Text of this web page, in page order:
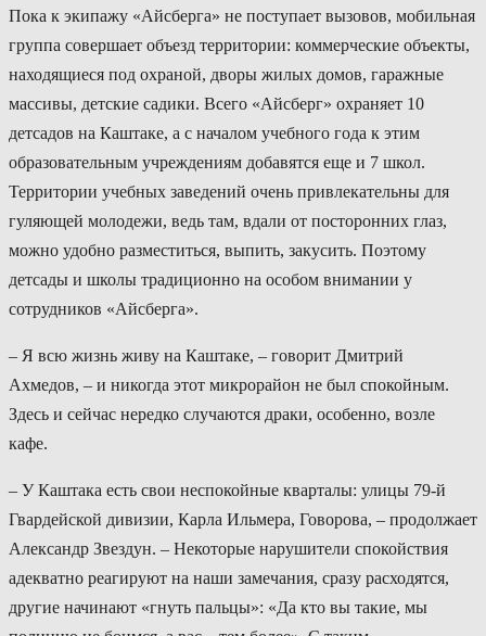
Пока к экипажу «Айсберга» не поступает вызовов, мобильная
группа совершает объезд территории: коммерческие объекты,
находящиеся под охраной, дворы жилых домов, гаражные
массивы, детские садики. Всего «Айсберг» охраняет 10
детсадов на Каштаке, а с началом учебного года к этим
образовательным учреждениям добавятся еще и 7 школ.
Территории учебных заведений очень привлекательны для
гуляющей молодежи, ведь там, вдали от посторонних глаз,
можно удобно разместиться, выпить, закусить. Поэтому
детсады и школы традиционно на особом внимании у
сотрудников «Айсберга».
– Я всю жизнь живу на Каштаке, – говорит Дмитрий
Ахмедов, – и никогда этот микрорайон не был спокойным.
Здесь и сейчас нередко случаются драки, особенно, возле
кафе.
– У Каштака есть свои неспокойные кварталы: улицы 79-й
Гвардейской дивизии, Карла Ильмера, Говорова, – продолжает
Александр Звездун. – Некоторые нарушители спокойствия
адекватно реагируют на наши замечания, сразу расходятся,
другие начинают «гнуть пальцы»: «Да кто вы такие, мы